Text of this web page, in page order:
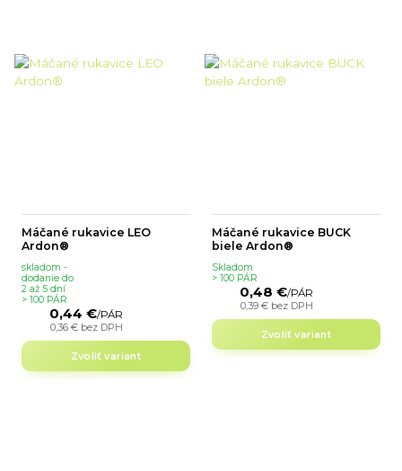
Máčané rukavice LEO
Ardon®
0,44 €/PÁR
0,36 € bez DPH
skladom -
dodanie do
2 až 5 dní
> 100 PÁR
Zvoliť variant
Máčané rukavice BUCK
biele Ardon®
0,48 €/PÁR
0,39 € bez DPH
Skladom
> 100 PÁR
Zvoliť variant